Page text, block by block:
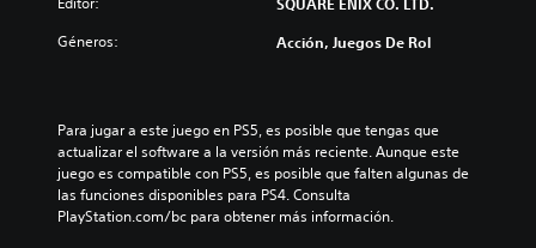
Géneros: Acción, Juegos De Rol
Para jugar a este juego en PS5, es posible que tengas que
actualizar el software a la versión más reciente. Aunque este
juego es compatible con PS5, es posible que falten algunas de
las funciones disponibles para PS4. Consulta
PlayStation.com/bc para obtener más información.